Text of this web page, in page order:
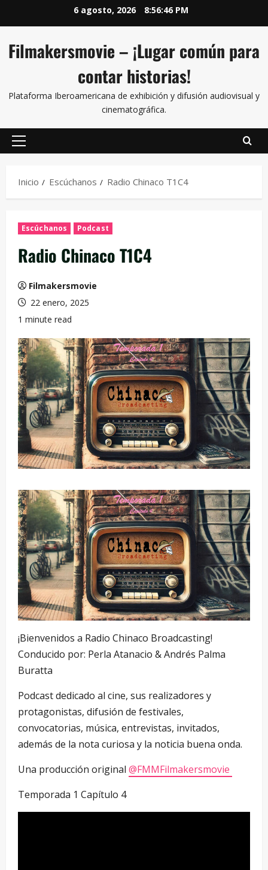
6 agosto, 2026 8:56:46 PM
Filmakersmovie – ¡Lugar común para
contar historias!
Plataforma Iberoamericana de exhibición y difusión audiovisual y
cinematográfica.
Inicio Escúchanos Radio Chinaco T1C4
Escúchanos Podcast
Radio Chinaco T1C4
Filmakersmovie
22 enero, 2025
1 minute read
¡Bienvenidos a Radio Chinaco Broadcasting!
Conducido por: Perla Atanacio & Andrés Palma
Buratta
Podcast dedicado al cine, sus realizadores y
protagonistas, difusión de festivales,
convocatorias, música, entrevistas, invitados,
además de la nota curiosa y la noticia buena onda.
Una producción original ‪@FMMFilmakersmovie‬
Temporada 1 Capítulo 4